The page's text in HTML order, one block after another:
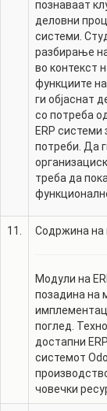
познаваат
деловни
системи.
разбирање
во контекст
функциите
ги објаснат
со потреба
ERP
потреби. Да
треба да
11. Содржина на
Модули на
позадина на
поглед.
достапни
системот
човечки